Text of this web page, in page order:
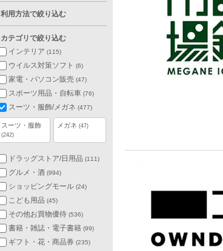
利用方法で絞り込む
カテゴリで絞り込む
インテリア (115)
ウイルス対策ソフト (6)
家電・パソコン販売 (47)
スポーツ用品・自転車 (76)
スーツ・服飾/メガネ (477)
スーツ・服飾
(242)
メガネ (47)
ドラッグストア/日用品 (111)
グルメ・酒 (994)
ショッピングモール (24)
こども用品 (45)
その他お買物優待 (536)
書籍・雑誌・電子書籍 (99)
ギフト・花・商品券 (235)